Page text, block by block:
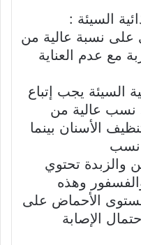
السيئة :
على نسبة عالية من
مع عدم العناية
السيئة يجب إتباع
نسب عالية من
الأسنان بينما
نسب
والزبدة تحتوي
وهذه
الأحماض على
الإصابة